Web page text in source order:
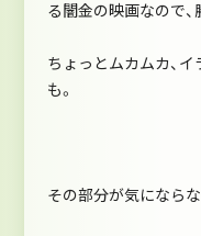
る闇金の映画なので、
ちょっとムカムカ、
も。
その部分が気になら